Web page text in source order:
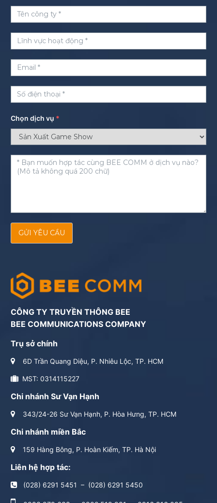
Chọn dịch vụ *
GỬI YÊU CẦU
CÔNG TY TRUYỀN THÔNG BEE
BEE COMMUNICATIONS COMPANY
Trụ sở chính
6D Trần Quang Diệu, P. Nhiêu Lộc, TP. HCM
MST: 0314115227
Chi nhánh Sư Vạn Hạnh
343/24-26 Sư Vạn Hạnh, P. Hòa Hưng, TP. HCM
Chi nhánh miền Bắc
159 Hàng Bông, P. Hoàn Kiếm, TP. Hà Nội
Liên hệ hợp tác:
(028) 6291 5451 – (028) 6291 5450